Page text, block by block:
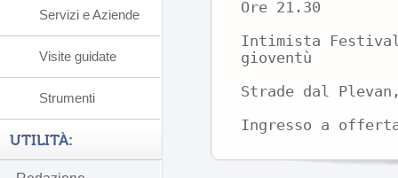
Ore 21.30
Intimista
gioventù
Strade dal
Ingresso a
Servizi e Aziende
Visite guidate
Strumenti
UTILITÀ: